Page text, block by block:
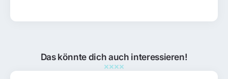
Das könnte dich auch interessieren!